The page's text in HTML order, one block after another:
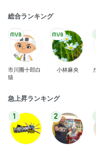
総合ランキング
市川團十郎白
猿
小林麻央
急上昇ランキング
1 2